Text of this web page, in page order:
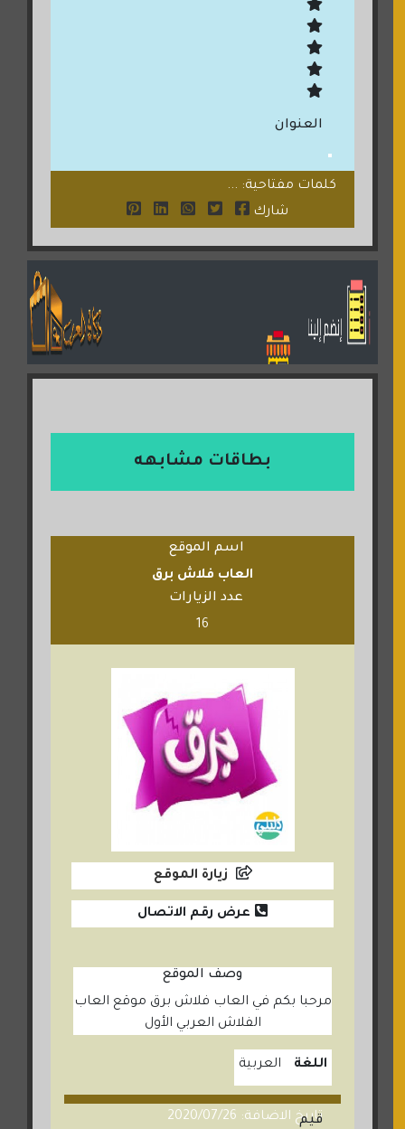
العنوان
كلمات مفتاحية: ...
شارك
بطاقات مشابهه
اسم الموقع
العاب فلاش برق
عدد الزيارات
16
زيارة الموقع
عرض رقم الاتصال
وصف الموقع
مرحبا بكم في العاب فلاش برق موقع العاب
الفلاش العربي الأول
اللغة العربية
تاريخ الاضافة: 2020/07/26
قيم